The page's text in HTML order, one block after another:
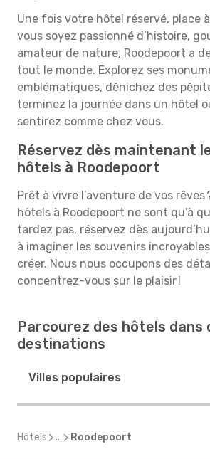
Une fois votre hôtel réservé, place à
vous soyez passionné d’histoire,
amateur de nature, Roodepoort a
tout le monde. Explorez ses
emblématiques, dénichez des
terminez la journée dans un hôtel
sentirez comme chez vous.
Réservez dès maintenant
hôtels à Roodepoort
Prêt à vivre l’aventure de vos rêves
hôtels à Roodepoort ne sont qu’à
tardez pas, réservez dès
à imaginer les souvenirs
créer. Nous nous occupons des
concentrez-vous sur le plaisir !
Parcourez des hôtels dans
destinations
Villes populaires
Hôtels ... Roodepoort